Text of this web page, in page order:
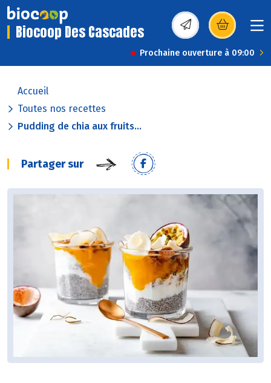
Biocoop Des Cascades (s’ouvre dans une
Prochaine ouverture à 09:00
Accueil
Toutes nos recettes
Pudding de chia aux fruits...
Partager sur